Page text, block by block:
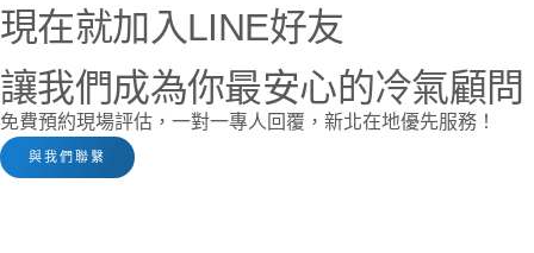
現在就加入LINE好友
讓我們成為你最安心的冷氣顧問
免費預約現場評估，一對一專人回覆，新北在地優先服務！
與我們聯繫